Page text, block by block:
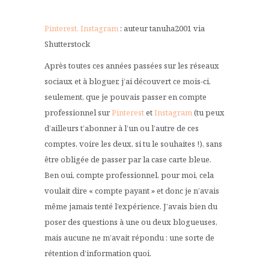
Pinterest, Instagram : auteur tanuha2001 via
Shutterstock
Après toutes ces années passées sur les réseaux
sociaux et à bloguer, j’ai découvert ce mois-ci,
seulement, que je pouvais passer en compte
professionnel surPinterestetInstagram(tu peux
d’ailleurs t’abonner à l’un ou l’autre de ces
comptes, voire les deux, si tu le souhaites !), sans
être obligée de passer par la case carte bleue.
Ben oui, compte professionnel, pour moi, cela
voulait dire « compte payant » et donc je n’avais
même jamais tenté l’expérience. J’avais bien du
poser des questions à une ou deux blogueuses,
mais aucune ne m’avait répondu : une sorte de
rétention d’information quoi.